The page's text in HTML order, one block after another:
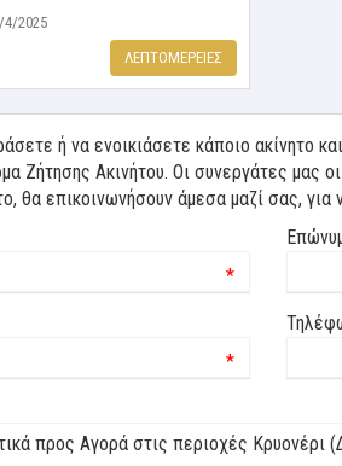
4/2025
ΛΕΠΤΟΜΕΡΕΙΕΣ
ή να ενοικιάσετε κάποιο ακίνητο
Ζήτησης Ακινήτου. Οι συνεργάτες μας
θα επικοινωνήσουν άμεσα μαζί σας,
*
*